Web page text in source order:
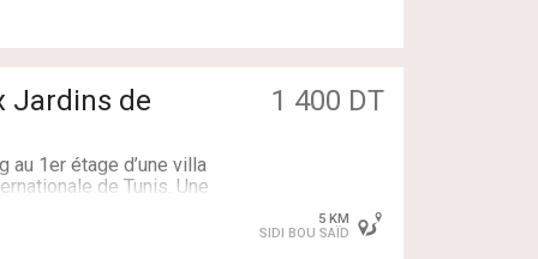
Jardins de
1 400 DT
au 1er étage d’une villa
de Tunis. Une
cuisine équipée
5 KM
SIDI BOU SAÏD